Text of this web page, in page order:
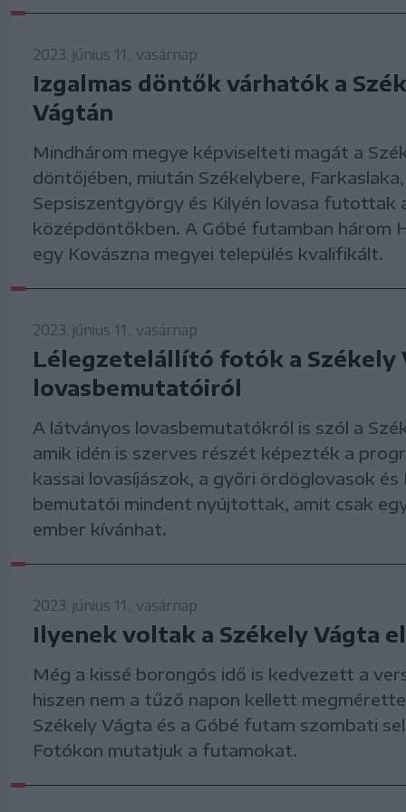
2023. június 11., vasárnap
Izgalmas döntők várhatók a
Vágtán
Mindhárom megye képviselteti magát a
döntőjében, miután Székelybere, Farkaslaka,
Sepsiszentgyörgy és Kilyén lovasa futottak
középdöntőkben. A Góbé futamban három
egy Kovászna megyei település kvalifikált.
2023. június 11., vasárnap
Lélegzetelállító fotók a Székely
lovasbemutatóiról
A látványos lovasbemutatókról is szól a
amik idén is szerves részét képezték a
kassai lovasíjászok, a győri ördöglovasok és
bemutatói mindent nyújtottak, amit csak
ember kívánhat.
2023. június 11., vasárnap
Ilyenek voltak a Székely Vágta
Még a kissé borongós idő is kedvezett a
hiszen nem a tűző napon kellett
Székely Vágta és a Góbé futam szombati
Fotókon mutatjuk a futamokat.